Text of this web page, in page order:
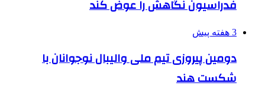
فدراسیون نگاهش را عوض کند
3 هفته پیش
دومین پیروزی تیم ملی والیبال نوجوانان با
شکست هند